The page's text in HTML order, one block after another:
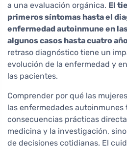
a una evaluación orgánica. El
primeros síntomas hasta el
enfermedad autoinmune en
algunos casos hasta cuatro
retraso diagnóstico tiene un
evolución de la enfermedad y
las pacientes.
Comprender por qué las
las enfermedades autoinmunes
consecuencias prácticas
medicina y la investigación,
de decisiones cotidianas. El